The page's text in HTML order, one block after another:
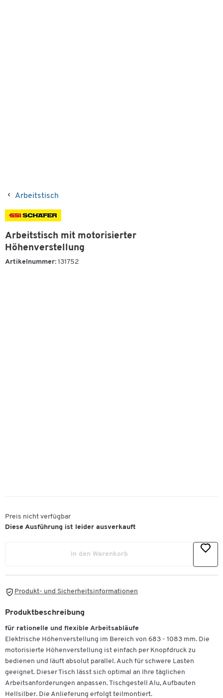
Arbeitstisch
Arbeitstisch mit motorisierter
Höhenverstellung
Artikelnummer: 131752
Preis nicht verfügbar
Diese Ausführung ist leider ausverkauft
In den Warenkorb
Produkt- und Sicherheitsinformationen
Produktbeschreibung
für rationelle und flexible Arbeitsabläufe
Elektrische Höhenverstellung im Bereich von 683 - 1083 mm. Die
motorisierte Höhenverstellung ist einfach per Knopfdruck zu
bedienen und läuft absolut parallel. Auch für schwere Lasten
geeignet. Dieser Tisch lässt sich optimal an Ihre täglichen
Arbeitsanforderungen anpassen. Tischgestell Alu, Aufbauten
Hellsilber. Die Anlieferung erfolgt teilmontiert.